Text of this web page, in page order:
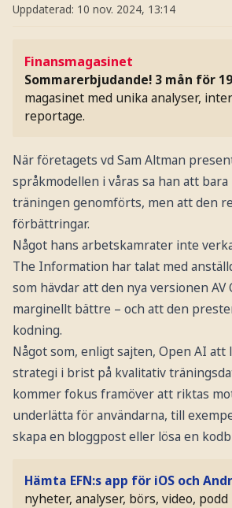
Uppdaterad: 10 nov. 2024, 13:14
Finansmagasinet
Sommarerbjudande! 3 mån för
magasinet med unika analyser,
reportage.
När företagets vd Sam Altman
språkmodellen i våras sa han att
träningen genomförts, men att den
förbättringar.
Något hans arbetskamrater inte
The Information har talat med
som hävdar att den nya versionen AV
marginellt bättre – och att den
kodning.
Något som, enligt sajten, Open AI att
strategi i brist på kvalitativ
kommer fokus framöver att riktas
underlätta för användarna, till
skapa en bloggpost eller lösa en
Hämta EFN:s app för iOS och
nyheter, analyser, börs, video, podd